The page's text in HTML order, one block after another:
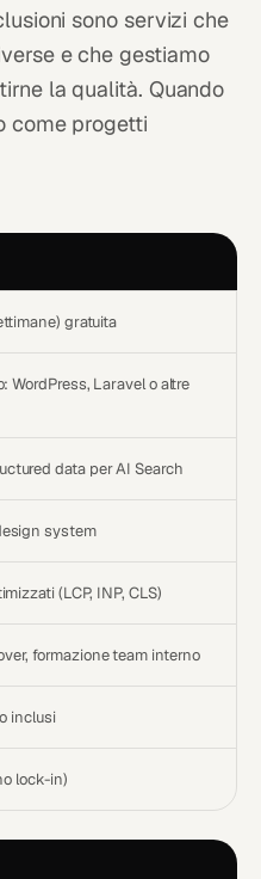
sono servizi che
e che gestiamo
la qualità. Quando
come progetti
gratuita
Laravel o altre
data per AI Search
system
(LCP, INP, CLS)
formazione team interno
inclusi
lock-in)